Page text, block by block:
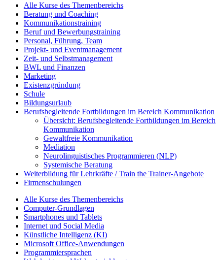
Alle Kurse des Themenbereichs
Beratung und Coaching
Kommunikationstraining
Beruf und Bewerbungstraining
Personal, Führung, Team
Projekt- und Eventmanagement
Zeit- und Selbstmanagement
BWL und Finanzen
Marketing
Existenzgründung
Schule
Bildungsurlaub
Berufsbegleitende Fortbildungen im Bereich Kommunikation
Übersicht: Berufsbegleitende Fortbildungen im Bereich
Kommunikation
Gewaltfreie Kommunikation
Mediation
Neurolinguistisches Programmieren (NLP)
Systemische Beratung
Weiterbildung für Lehrkräfte / Train the Trainer-Angebote
Firmenschulungen
Alle Kurse des Themenbereichs
Computer-Grundlagen
Smartphones und Tablets
Internet und Social Media
Künstliche Intelligenz (KI)
Microsoft Office-Anwendungen
Programmiersprachen